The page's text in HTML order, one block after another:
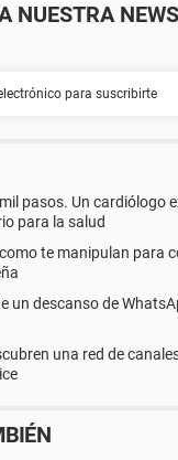
NUESTRA
pasos. Un cardiólogo
para la salud
como te manipulan para
un descanso de
una red de